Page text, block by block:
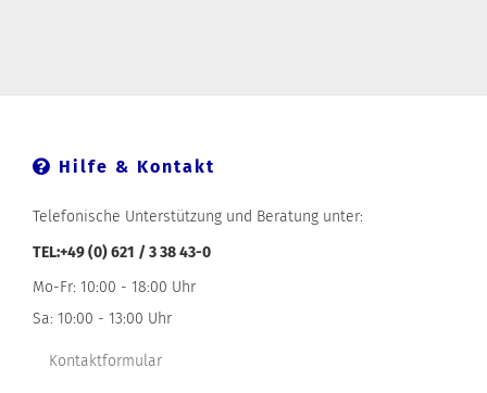
Hilfe & Kontakt
Telefonische Unterstützung und Beratung unter:
TEL:+49 (0) 621 / 3 38 43-0
Mo-Fr: 10:00 - 18:00 Uhr
Sa: 10:00 - 13:00 Uhr
Kontaktformular